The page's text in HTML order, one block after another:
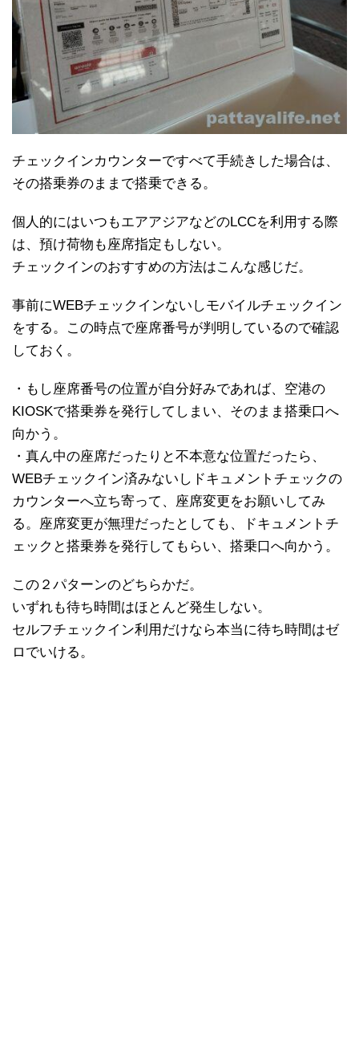
チェックインカウンターですべて手続きした場合は、
その搭乗券のままで搭乗できる。
個人的にはいつもエアアジアなどのLCCを利用する際
は、預け荷物も座席指定もしない。
チェックインのおすすめの方法はこんな感じだ。
事前にWEBチェックインないしモバイルチェックイン
をする。この時点で座席番号が判明しているので確認
しておく。
・もし座席番号の位置が自分好みであれば、空港の
KIOSKで搭乗券を発行してしまい、そのまま搭乗口へ
向かう。
・真ん中の座席だったりと不本意な位置だったら、
WEBチェックイン済みないしドキュメントチェックの
カウンターへ立ち寄って、座席変更をお願いしてみ
る。座席変更が無理だったとしても、ドキュメントチ
ェックと搭乗券を発行してもらい、搭乗口へ向かう。
この２パターンのどちらかだ。
いずれも待ち時間はほとんど発生しない。
セルフチェックイン利用だけなら本当に待ち時間はゼ
ロでいける。